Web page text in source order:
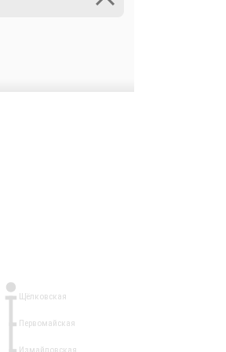
Щёлковская
Первомайская
Измайловская